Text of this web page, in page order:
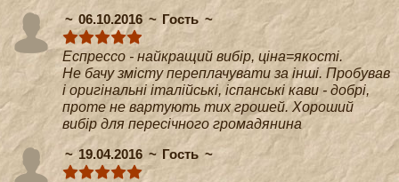
06.10.2016
Гость
Еспрессо - найкращий вибір, ціна=якості.
Не бачу змісту переплачувати за інші. Пробував
і оригінальні італійські, іспанські кави - добрі,
проте не вартують тих грошей. Хороший
вибір для пересічного громадянина
19.04.2016
Гость